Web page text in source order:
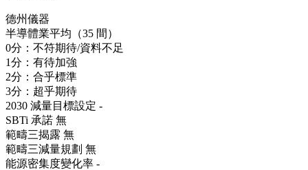
德州儀器
半導體業平均（35 間）
0分：不符期待/資料不足
1分：有待加強
2分：合乎標準
3分：超乎期待
2030 減量目標設定 -
SBTi 承諾 無
範疇三揭露 無
範疇三減量規劃 無
能源密集度變化率 -